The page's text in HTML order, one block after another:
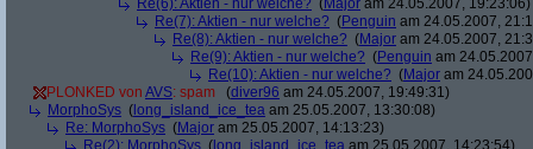
Re(6): Aktien - nur welche? (Major am 24.05.2007, 19:23:06)
Re(7): Aktien - nur welche? (Penguin am 24.05.2007,
Re(8): Aktien - nur welche? (Major am 24.05.2007,
Re(9): Aktien - nur welche? (Penguin am
Re(10): Aktien - nur welche? (Major am
PLONKED von AVS: spam (diver96 am 24.05.2007, 19:49:31)
MorphoSys ( long_island_ice_tea am 25.05.2007, 13:30:08)
Re: MorphoSys (Major am 25.05.2007, 14:13:23)
Re(2): MorphoSys ( long_island_ice_tea am 25.05.2007, 14:23:54)